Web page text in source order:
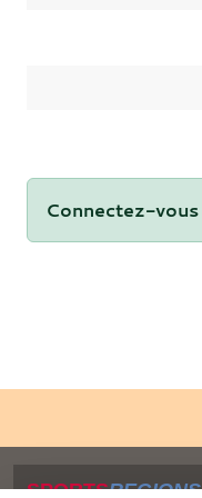
Connectez-vous
SPORTSREGIONS